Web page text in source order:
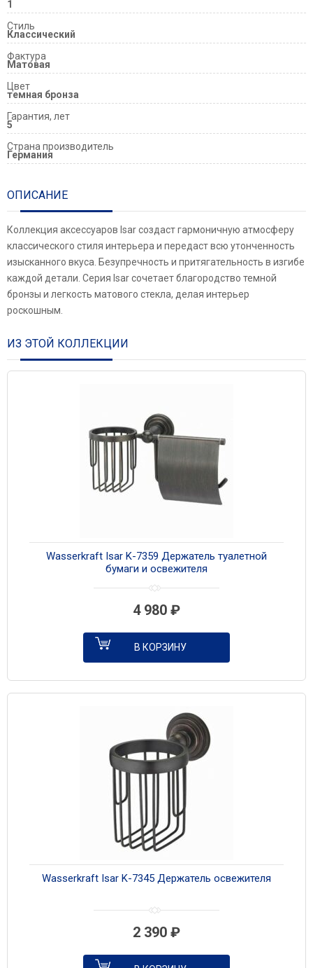
1
Стиль
Классический
Фактура
Матовая
Цвет
темная бронза
Гарантия, лет
5
Страна производитель
Германия
ОПИСАНИЕ
Коллекция аксессуаров Isar создаст гармоничную атмосферу
классического стиля интерьера и передаст всю утонченность
изысканного вкуса. Безупречность и притягательность в изгибе
каждой детали. Серия Isar сочетает благородство темной
бронзы и легкость матового стекла, делая интерьер
роскошным.
ИЗ ЭТОЙ КОЛЛЕКЦИИ
Wasserkraft Isar K-7359 Держатель туалетной
бумаги и освежителя
4 980 ₽
В КОРЗИНУ
Wasserkraft Isar K-7345 Держатель освежителя
2 390 ₽